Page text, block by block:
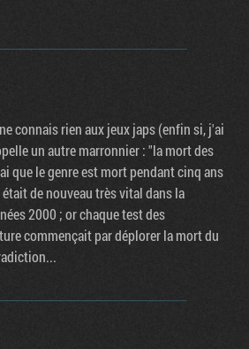
connais rien aux jeux japs (enfin si, j'ai
un autre marronnier : "la mort des
que le genre est mort pendant cinq ans
de nouveau très vital dans la
2000 ; or chaque test des
commençait par déplorer la mort du